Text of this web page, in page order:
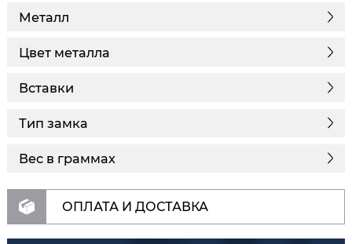
Металл
Цвет металла
Вставки
Тип замка
Вес в граммах
ОПЛАТА И ДОСТАВКА